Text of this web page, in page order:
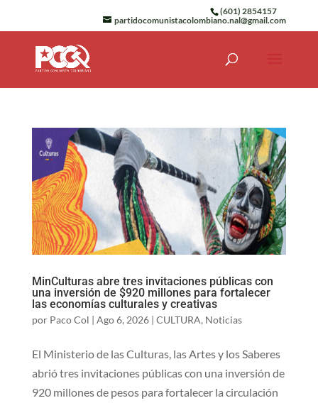
(601) 2854157
partidocomunistacolombiano.nal@gmail.com
MinCulturas abre tres invitaciones públicas con
una inversión de $920 millones para fortalecer
las economías culturales y creativas
por Paco Col | Ago 6, 2026| CULTURA, Noticias
El Ministerio de las Culturas, las Artes y los Saberes
abrió tres invitaciones públicas con una inversión de
920 millones de pesos para fortalecer la circulación